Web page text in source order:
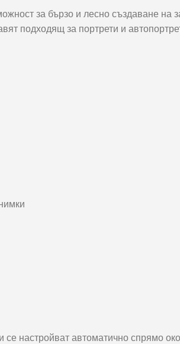
Други
за бързо и лесно създаване на
подходящ за портрети и
настройват автоматично спрямо